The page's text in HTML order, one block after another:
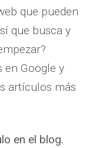
que pueden
que busca y
en Google y
artículos más
en el blog.